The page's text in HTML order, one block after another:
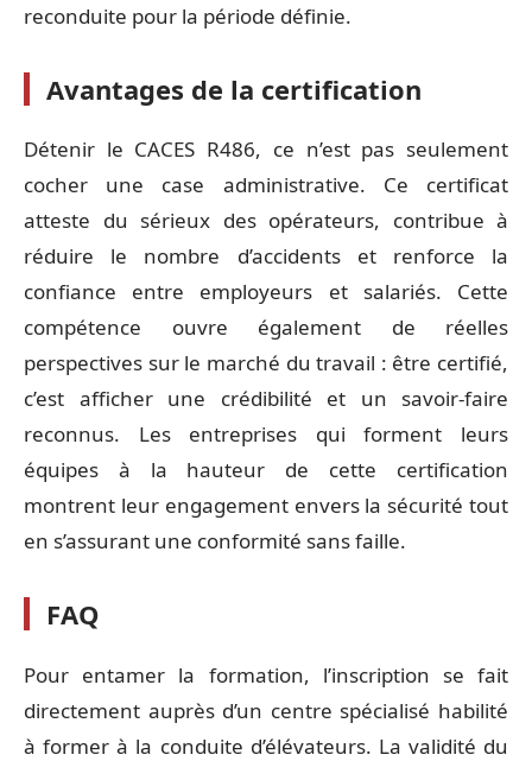
reconduite pour la période définie.
Avantages de la certification
Détenir le CACES R486, ce n’est pas seulement
cocher une case administrative. Ce certificat
atteste du sérieux des opérateurs, contribue à
réduire le nombre d’accidents et renforce la
confiance entre employeurs et salariés. Cette
compétence ouvre également de réelles
perspectives sur le marché du travail : être certifié,
c’est afficher une crédibilité et un savoir-faire
reconnus. Les entreprises qui forment leurs
équipes à la hauteur de cette certification
montrent leur engagement envers la sécurité tout
en s’assurant une conformité sans faille.
FAQ
Pour entamer la formation, l’inscription se fait
directement auprès d’un centre spécialisé habilité
à former à la conduite d’élévateurs. La validité du